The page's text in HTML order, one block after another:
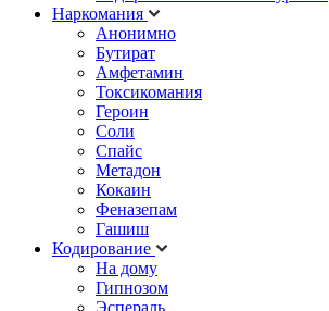
Наркомания
Анонимно
Бутират
Амфетамин
Токсикомания
Героин
Соли
Спайс
Метадон
Кокаин
Феназепам
Гашиш
Кодирование
На дому
Гипнозом
Эспераль